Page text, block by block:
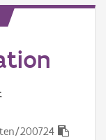
200724